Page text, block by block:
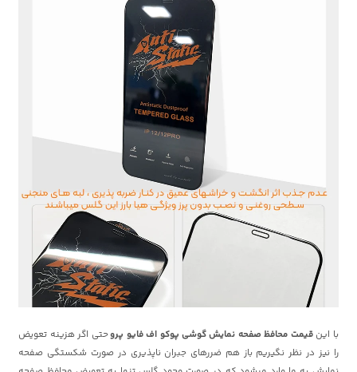
با اینقیمت محافظ صفحه نمایش گوشی پوکو اف فایو پروحتی اگر هزینه تعویض
را نیز در نظر نگیریم باز هم ضررهای جبران ناپذیری در صورت شکستگی صفحه